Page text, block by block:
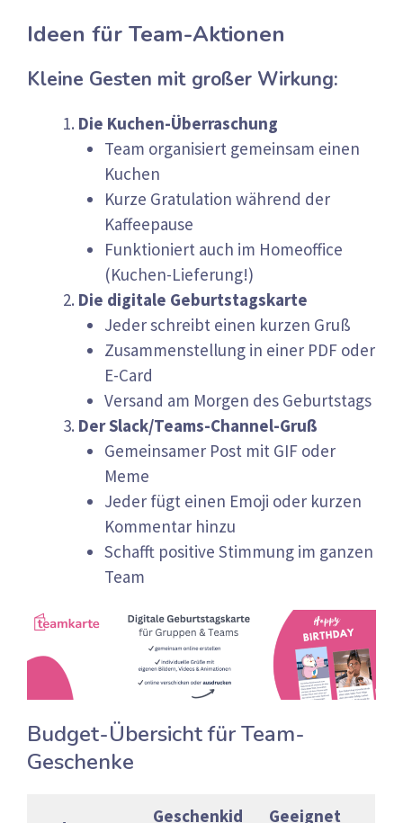
Ideen für Team-Aktionen
Kleine Gesten mit großer Wirkung:
Die Kuchen-Überraschung
Team organisiert gemeinsam einen
Kuchen
Kurze Gratulation während der
Kaffeepause
Funktioniert auch im Homeoffice
(Kuchen-Lieferung!)
Die digitale Geburtstagskarte
Jeder schreibt einen kurzen Gruß
Zusammenstellung in einer PDF oder
E-Card
Versand am Morgen des Geburtstags
Der Slack/Teams-Channel-Gruß
Gemeinsamer Post mit GIF oder
Meme
Jeder fügt einen Emoji oder kurzen
Kommentar hinzu
Schafft positive Stimmung im ganzen
Team
Budget-Übersicht für Team-
Geschenke
Geschenkid Geeignet